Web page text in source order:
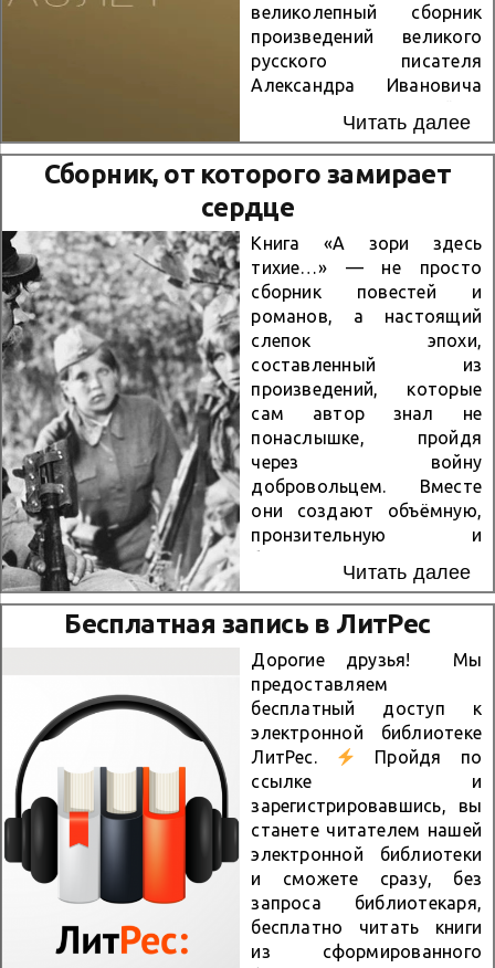
великолепный сборник
произведений великого
русского писателя
Александра Ивановича
знаменитой серии
«Великий русский роман».
В этом году у нас есть
особый повод перечитать
бессмертный рассказ
«Гранатовый браслет»
отмечает 115-летний
юбилей! В эту
электронную книгу
(объемом 162 страницы)
вошли четыре знаковых
произведения автора,
каждое из которых
открывает Александра
Куприна с новой стороны:
«Гранатовый браслет» —
жемчужина русской
прозы о безответной,
трагической, но
удивительно чистой и
«бывает один раз в
несколько...
Читать далее
Сборник, от которого замирает
сердце
Книга «А зори здесь
тихие…» — не просто
сборник повестей и
романов, а настоящий
слепок эпохи,
составленный из
произведений, которые
сам автор знал не
понаслышке, пройдя
через войну
добровольцем. Вместе
они создают объёмную,
пронзительную и
картину того, что
довелось пережить
стране и каждому её
защитнику. О чём этот
сборник: не только «А
зори здесь тихие…» «А
зори здесь тихие…»
(повесть) — визитная
карточка автора,
ставшая символом
трагизма и героизма
войны. История о пяти
девушках-зенитчицах под
командованием
старшины Васкова,
вступивших в неравный
Читать далее
Бесплатная запись в ЛитРес
Дорогие друзья! Мы
предоставляем
бесплатный доступ к
электронной библиотеке
ЛитРес.
Пройдя по
ссылке и
зарегистрировавшись, вы
станете читателем нашей
электронной библиотеки
и сможете сразу, без
запроса библиотекаря,
бесплатно читать книги
из сформированного